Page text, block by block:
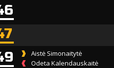
Aistė Simonaitytė
Odeta Kalendauskaitė